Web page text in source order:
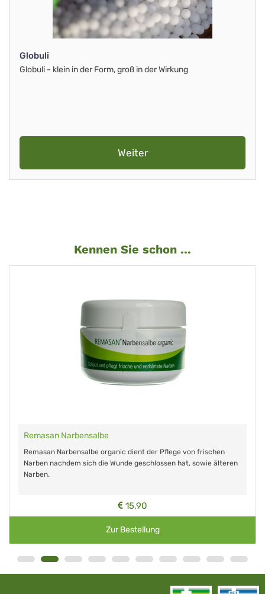
Globuli
Globuli - klein in der Form, groß in der Wirkung
Weiter
Kennen Sie schon ...
Remasan Narbensalbe
Remasan Narbensalbe organic dient der Pflege von frischen
Narben nachdem sich die Wunde geschlossen hat, sowie älteren
Narben.
15,90
Zur Bestellung